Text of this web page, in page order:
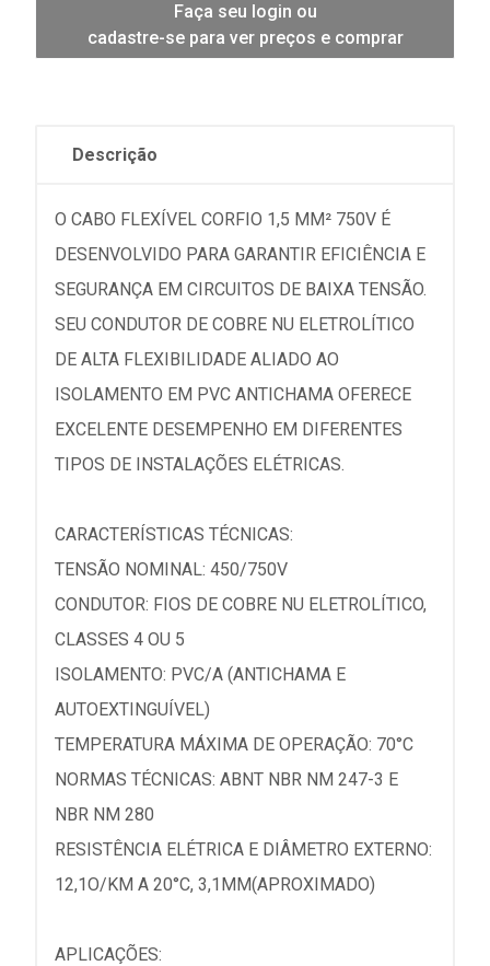
Faça seu login ou
cadastre-se para ver preços e comprar
Descrição
O CABO FLEXÍVEL CORFIO 1,5 MM² 750V É
DESENVOLVIDO PARA GARANTIR EFICIÊNCIA E
SEGURANÇA EM CIRCUITOS DE BAIXA TENSÃO.
SEU CONDUTOR DE COBRE NU ELETROLÍTICO
DE ALTA FLEXIBILIDADE ALIADO AO
ISOLAMENTO EM PVC ANTICHAMA OFERECE
EXCELENTE DESEMPENHO EM DIFERENTES
TIPOS DE INSTALAÇÕES ELÉTRICAS.
CARACTERÍSTICAS TÉCNICAS:
TENSÃO NOMINAL: 450/750V
CONDUTOR: FIOS DE COBRE NU ELETROLÍTICO,
CLASSES 4 OU 5
ISOLAMENTO: PVC/A (ANTICHAMA E
AUTOEXTINGUÍVEL)
TEMPERATURA MÁXIMA DE OPERAÇÃO: 70°C
NORMAS TÉCNICAS: ABNT NBR NM 247-3 E
NBR NM 280
RESISTÊNCIA ELÉTRICA E DIÂMETRO EXTERNO:
12,1O/KM A 20°C, 3,1MM(APROXIMADO)
APLICAÇÕES: